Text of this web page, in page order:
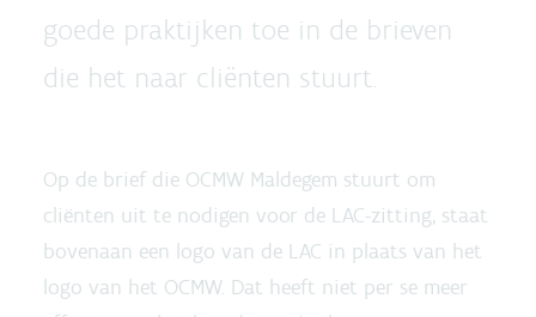
goede praktijken toe in de brieven
die het naar cliënten stuurt.
Op de brief die OCMW Maldegem stuurt om
cliënten uit te nodigen voor de LAC-zitting, staat
bovenaan een logo van de LAC in plaats van het
logo van het OCMW. Dat heeft niet per se meer